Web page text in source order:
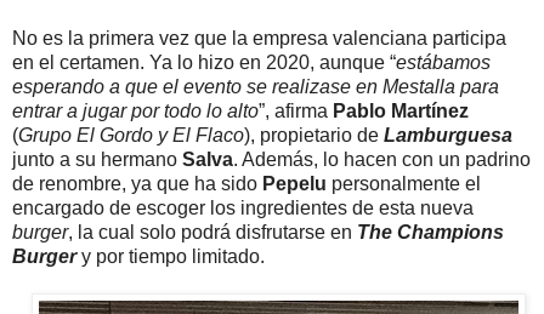
No es la primera vez que la empresa valenciana participa
en el certamen. Ya lo hizo en 2020, aunque “estábamos
esperando a que el evento se realizase en Mestalla para
entrar a jugar por todo lo alto”, afirma Pablo Martínez
(Grupo El Gordo y El Flaco), propietario de Lamburguesa
junto a su hermano Salva. Además, lo hacen con un padrino
de renombre, ya que ha sido Pepelu personalmente el
encargado de escoger los ingredientes de esta nueva
burger, la cual solo podrá disfrutarse en The Champions
Burgery por tiempo limitado.